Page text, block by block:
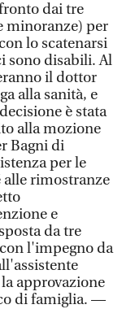
dai tre
minoranze) per
lo scatenarsi
sono disabili. Al
il dottor
alla sanità, e
è stata
alla mozione
Bagni di
per le
rimostranze
e
da tre
l'impegno da
approvazione
di famiglia. —